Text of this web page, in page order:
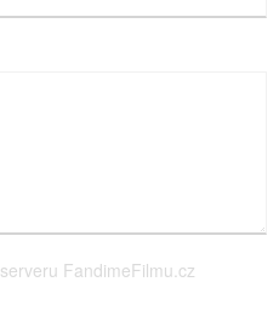
serveru FandimeFilmu.cz